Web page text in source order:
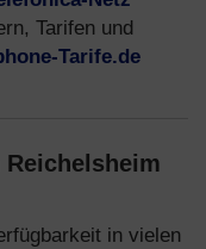
Tarifen und
Tarife.de
Reichelsheim
in vielen